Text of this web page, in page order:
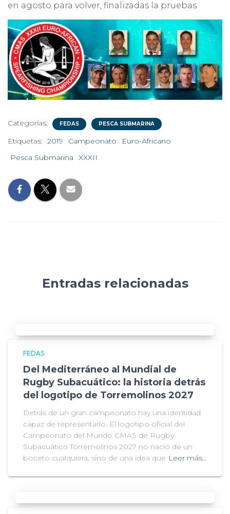
en agosto para volver, finalizadas la pruebas.
Categorías: FEDAS PESCA SUBMARINA
Etiquetas: 2019 Campeonato
Euro-Africano
Pesca Submarina
XXXII
Entradas relacionadas
FEDAS
Del Mediterráneo al Mundial de
Rugby Subacuático: la historia detrás
del logotipo de Torremolinos 2027
Detrás de un gran campeonato hay una identidad
capaz de representarlo. El logotipo oficial del
Campeonato del Mundo CMAS de Rugby
Subacuático Torremolinos 2027 no nació de un
boceto cualquiera, sino de una idea que Leer más…